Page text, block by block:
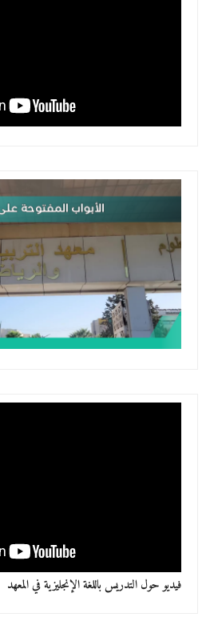
فيديو حول التدريس باللغة الإنجليزية في المعهد